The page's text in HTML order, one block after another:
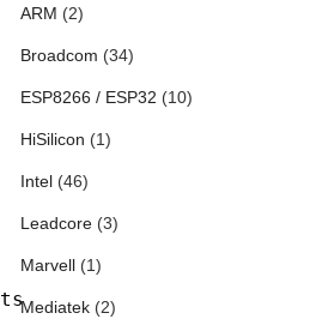
ARM (2)
Broadcom (34)
ESP8266 / ESP32 (10)
HiSilicon (1)
Intel(46)
Leadcore(3)
Marvell(1)
Mediatek(2)